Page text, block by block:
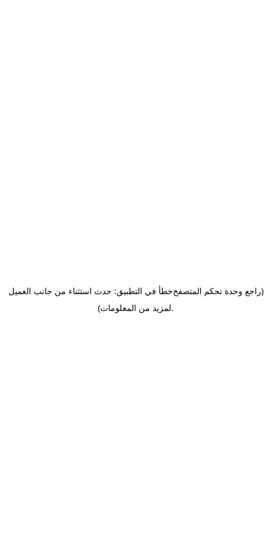
خطأ في التطبيق: حدث استثناء من جانب العميل(راجع وحدة تحكم المتصفح
لمزيد من المعلومات).